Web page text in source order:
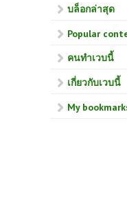
บล็อกล่าสุด
Popular
คนทำเวบนี้
เกี่ยวกับเวบนี้
My